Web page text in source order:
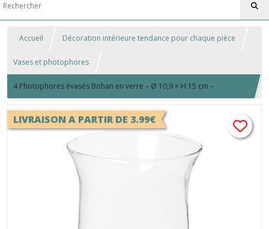
Accueil Décoration intérieure tendance pour chaque pièce
Vases et photophores
4 Photophores évasés Bohan en verre – Ø 10,9 × H 15 cm –
Ambiance lumineuse & déco
LIVRAISON A PARTIR DE 3.99€